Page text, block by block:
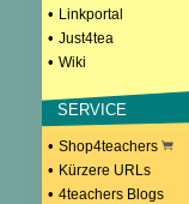
• Linkportal
• Just4tea
• Wiki
SERVICE
• Shop4teachers
• Kürzere URLs
• 4teachers Blogs